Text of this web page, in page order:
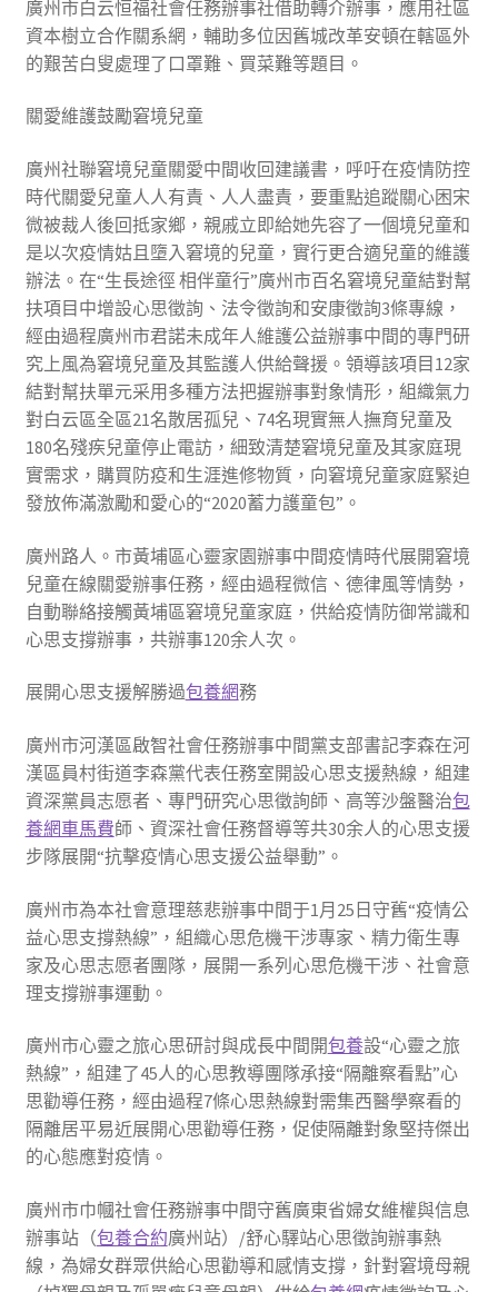
廣州市白云恒福社會任務辦事社借助轉介辦事，應用社區
資本樹立合作關系網，輔助多位因舊城改革安頓在轄區外
的艱苦白叟處理了口罩難、買菜難等題目。
關愛維護鼓勵窘境兒童
廣州社聯窘境兒童關愛中間收回建議書，呼吁在疫情防控
時代關愛兒童人人有責、人人盡責，要重點追蹤關心困宋
微被裁人後回抵家鄉，親戚立即給她先容了一個境兒童和
是以次疫情姑且墮入窘境的兒童，實行更合適兒童的維護
辦法。在“生長途徑 相伴童行”廣州市百名窘境兒童結對幫
扶項目中增設心思徵詢、法令徵詢和安康徵詢3條專線，
經由過程廣州市君諾未成年人維護公益辦事中間的專門研
究上風為窘境兒童及其監護人供給聲援。領導該項目12家
結對幫扶單元采用多種方法把握辦事對象情形，組織氣力
對白云區全區21名散居孤兒、74名現實無人撫育兒童及
180名殘疾兒童停止電訪，細致清楚窘境兒童及其家庭現
實需求，購買防疫和生涯進修物質，向窘境兒童家庭緊迫
發放佈滿激勵和愛心的“2020蓄力護童包”。
廣州路人。市黃埔區心靈家園辦事中間疫情時代展開窘境
兒童在線關愛辦事任務，經由過程微信、德律風等情勢，
自動聯絡接觸黃埔區窘境兒童家庭，供給疫情防御常識和
心思支撐辦事，共辦事120余人次。
展開心思支援解勝過包養網務
廣州市河漢區啟智社會任務辦事中間黨支部書記李森在河
漢區員村街道李森黨代表任務室開設心思支援熱線，組建
資深黨員志愿者、專門研究心思徵詢師、高等沙盤醫治包
養網車馬費師、資深社會任務督導等共30余人的心思支援
步隊展開“抗擊疫情心思支援公益舉動”。
廣州市為本社會意理慈悲辦事中間于1月25日守舊“疫情公
益心思支撐熱線”，組織心思危機干涉專家、精力衛生專
家及心思志愿者團隊，展開一系列心思危機干涉、社會意
理支撐辦事運動。
廣州市心靈之旅心思研討與成長中間開包養設“心靈之旅
熱線”，組建了45人的心思教導團隊承接“隔離察看點”心
思勸導任務，經由過程7條心思熱線對需集西醫學察看的
隔離居平易近展開心思勸導任務，促使隔離對象堅持傑出
的心態應對疫情。
廣州市巾幗社會任務辦事中間守舊廣東省婦女維權與信息
辦事站（包養合約廣州站）/舒心驛站心思徵詢辦事熱
線，為婦女群眾供給心思勸導和感情支撐，針對窘境母親